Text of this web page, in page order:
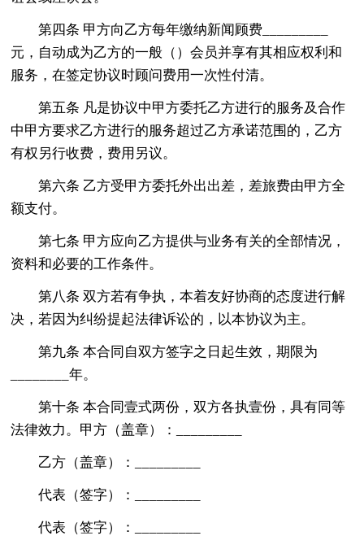
第四条 甲方向乙方每年缴纳新闻顾费_________
元，自动成为乙方的一般（）会员并享有其相应权利和
服务，在签定协议时顾问费用一次性付清。
第五条 凡是协议中甲方委托乙方进行的服务及合作
中甲方要求乙方进行的服务超过乙方承诺范围的，乙方
有权另行收费，费用另议。
第六条 乙方受甲方委托外出出差，差旅费由甲方全
额支付。
第七条 甲方应向乙方提供与业务有关的全部情况，
资料和必要的工作条件。
第八条 双方若有争执，本着友好协商的态度进行解
决，若因为纠纷提起法律诉讼的，以本协议为主。
第九条 本合同自双方签字之日起生效，期限为
________年。
第十条 本合同壹式两份，双方各执壹份，具有同等
法律效力。甲方（盖章）：_________
乙方（盖章）：_________
代表（签字）：_________
代表（签字）：_________